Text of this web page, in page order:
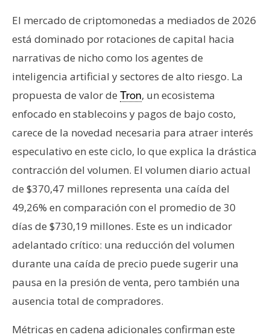
El mercado de criptomonedas a mediados de 2026
está dominado por rotaciones de capital hacia
narrativas de nicho como los agentes de
inteligencia artificial y sectores de alto riesgo. La
propuesta de valor de Tron, un ecosistema
enfocado en stablecoins y pagos de bajo costo,
carece de la novedad necesaria para atraer interés
especulativo en este ciclo, lo que explica la drástica
contracción del volumen. El volumen diario actual
de $370,47 millones representa una caída del
49,26% en comparación con el promedio de 30
días de $730,19 millones. Este es un indicador
adelantado crítico: una reducción del volumen
durante una caída de precio puede sugerir una
pausa en la presión de venta, pero también una
ausencia total de compradores.
Métricas en cadena adicionales confirman este